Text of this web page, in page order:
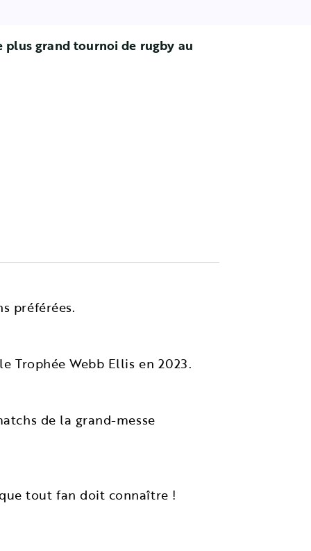
plus grand tournoi de rugby au
préférées.
Trophée Webb Ellis en 2023.
de la grand-messe
tout fan doit connaître !